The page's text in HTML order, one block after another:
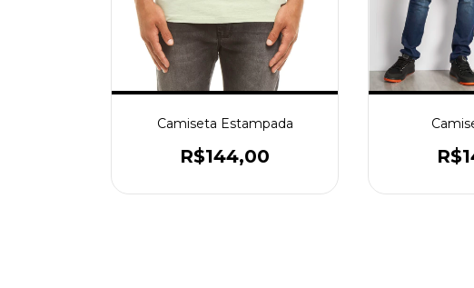
Camiseta Estampada
R$144,00